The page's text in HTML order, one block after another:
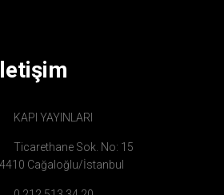
KAPI YAYINLARI
Ticarethane Sok. No: 15
Cağaloğlu/İstanbul